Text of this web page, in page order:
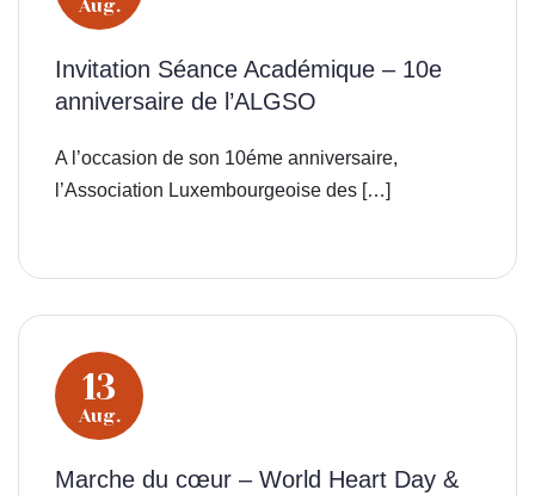
Aug.
Invitation Séance Académique – 10e
anniversaire de l’ALGSO
A l’occasion de son 10éme anniversaire,
l’Association Luxembourgeoise des […]
13
Aug.
Marche du cœur – World Heart Day &